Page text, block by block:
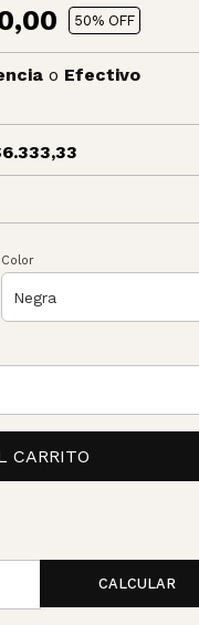
50% OFF
o Efectivo
Color
CARRITO
CALCULAR